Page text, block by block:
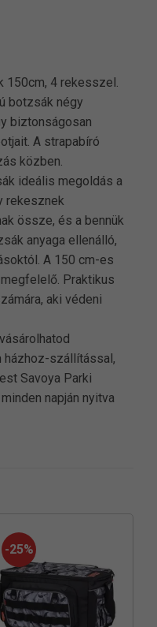
150cm, 4 rekesszel.
botzsák négy
biztonságosan
A strapabíró
közben.
ideális megoldás a
rekesznek
össze, és a bennük
anyaga ellenálló,
A 150 cm-es
Praktikus
aki védeni
házhoz-szállítással,
Savoya Parki
napján nyitva
-25%